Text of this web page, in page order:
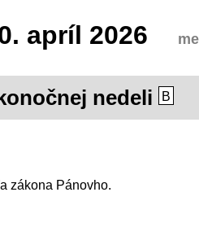
apríl 2026
nedeli B
zákona Pánovho.